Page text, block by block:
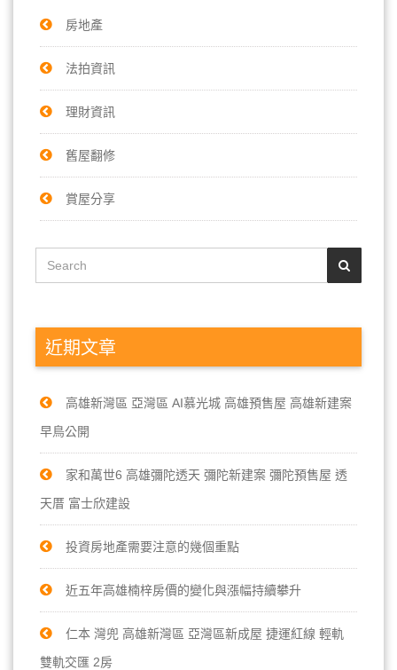
房地產
法拍資訊
理財資訊
舊屋翻修
賞屋分享
近期文章
高雄新灣區 亞灣區 AI慕光城 高雄預售屋 高雄新建案
早鳥公開
家和萬世6 高雄彌陀透天 彌陀新建案 彌陀預售屋 透
天厝 富士欣建設
投資房地產需要注意的幾個重點
近五年高雄楠梓房價的變化與漲幅持續攀升
仁本 灣兜 高雄新灣區 亞灣區新成屋 捷運紅線 輕軌
雙軌交匯 2房